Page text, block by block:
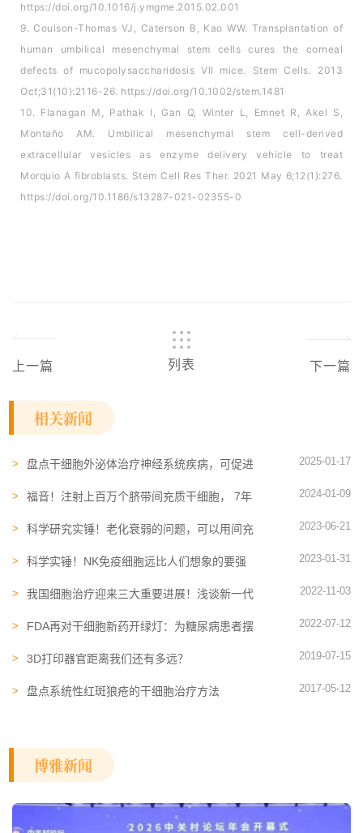
https://doi.org/10.1016/j.ymgme.2015.02.001
9. Coulson-Thomas VJ, Caterson B, Kao WW. Transplantation of
human umbilical mesenchymal stem cells cures the corneal
defects of mucopolysaccharidosis VII mice. Stem Cells. 2013
Oct;31(10):2116-26. https://doi.org/10.1002/stem.1481
10. Flanagan M, Pathak I, Gan Q, Winter L, Emnet R, Akel S,
Montaño AM. Umbilical mesenchymal stem cell-derived
extracellular vesicles as enzyme delivery vehicle to treat
Morquio A fibroblasts. Stem Cell Res Ther. 2021 May 6;12(1):276.
https://doi.org/10.1186/s13287-021-02355-0
上一篇 列表 下一篇
相关新闻
盘点干细胞外泌体治疗神经系统疾病，可促进
2025-01-17
福音！注射上百万个脐带间充质干细胞， 7年
2024-01-09
科学研究实锤！老化衰弱的问题，可以用间充
2023-06-21
科学实锤！NK免疫细胞远比人们想象的要强
2023-01-31
我国细胞治疗迎来三大重要进展！浅谈新一代
2022-11-03
FDA再对干细胞新药开绿灯：为糖尿病患者摆
2022-07-12
3D打印器官距离我们还有多远？ 2019-07-15
盘点系统性红斑狼疮的干细胞治疗方法 2017-05-12
博雅新闻